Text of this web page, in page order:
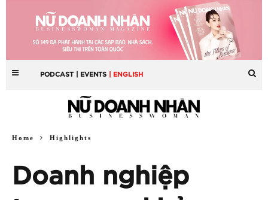
PODCAST | EVENTS | ENGLISH
Home Highlights
Doanh nghiệp